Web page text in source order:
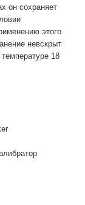
он сохраняет
этого
невскрытых
18